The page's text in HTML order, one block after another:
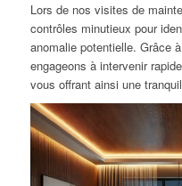
Lors de nos visites de
contrôles minutieux pour
anomalie potentielle. Grâce
engageons à intervenir
vous offrant ainsi une